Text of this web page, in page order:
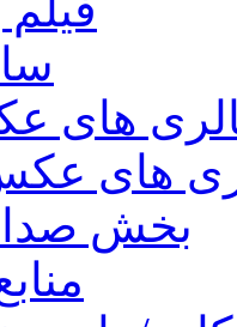
های
های
بخش صدا